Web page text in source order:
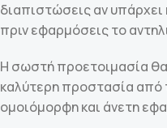
διαπιστώσεις αν
πριν εφαρμόσεις το
Η σωστή προετοιμασία
καλύτερη προστασία από
ομοιόμορφη και άνετη